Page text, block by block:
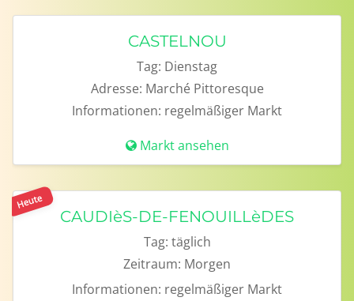
CASTELNOU
Tag: Dienstag
Adresse: Marché Pittoresque
Informationen: regelmäßiger Markt
Markt ansehen
Heute
CAUDIèS-DE-FENOUILLèDES
Tag: täglich
Zeitraum: Morgen
Informationen: regelmäßiger Markt